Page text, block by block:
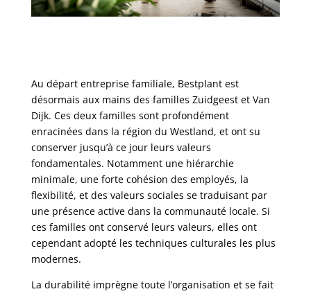
Au départ entreprise familiale, Bestplant est
désormais aux mains des familles Zuidgeest et Van
Dijk. Ces deux familles sont profondément
enracinées dans la région du Westland, et ont su
conserver jusqu’à ce jour leurs valeurs
fondamentales. Notamment une hiérarchie
minimale, une forte cohésion des employés, la
flexibilité, et des valeurs sociales se traduisant par
une présence active dans la communauté locale. Si
ces familles ont conservé leurs valeurs, elles ont
cependant adopté les techniques culturales les plus
modernes.
La durabilité imprègne toute l’organisation et se fait